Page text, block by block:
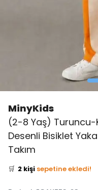
MinyKids
(2-8 Yaş) Turuncu-
Desenli Bisiklet
Takım
👀 Şu an
🛒 2 kişi sepetine ekledi!